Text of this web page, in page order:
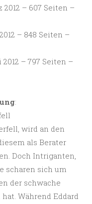
2012 – 607 Seiten –
– 848 Seiten –
– 797 Seiten –
:
wird an den
als Berater
Doch Intriganten,
scharen sich um
der schwache
Während Eddard